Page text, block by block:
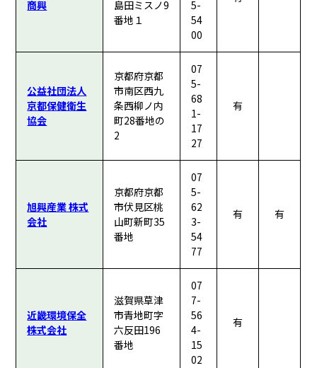
商興
島田ミスノ9
番地１
5-
54
00
公益社団法人
京都保健衛生
協会
京都府京都
市南区西九
条西柳ノ内
町28番地の
2
07
5-
68
1-
17
27
有
旭興産業 株式
会社
京都府京都
市伏見区桃
山町新町35
番地
07
5-
62
3-
54
77
有 有
近畿環境保全
株式会社
滋賀県草津
市青地町字
六反田196
番地
07
7-
56
4-
15
02
有